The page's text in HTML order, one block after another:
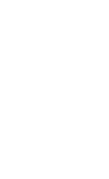
von 09:00 bis 18:00
einen ersten Überblick
Schritte,
Ihrer Nähe,
vor Ort, der Sie
und Spezialisten in
Psychologie,
in ähnlicher